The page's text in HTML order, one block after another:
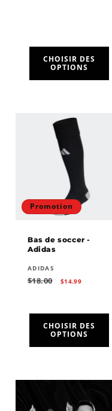
CHOISIR DES
OPTIONS
Promotion
Bas de soccer -
Adidas
Fournisseur :
ADIDAS
Prix
$18.00
Prix
$14.99
CHOISIR DES
OPTIONS